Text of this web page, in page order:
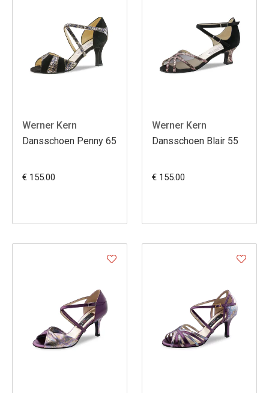
Werner Kern
Dansschoen Penny 65
€ 155.00
Werner Kern
Dansschoen Blair 55
€ 155.00